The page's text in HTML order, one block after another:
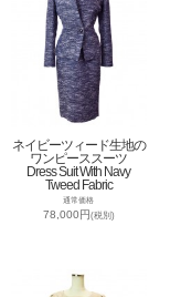
ネイビーツィード生地の
ワンピーススーツ
Dress Suit With Navy
Tweed Fabric
通常価格
78,000円(税別)